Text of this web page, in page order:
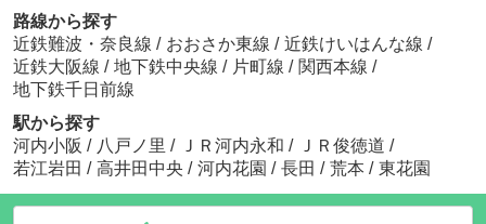
路線から探す
近鉄難波・奈良線 / おおさか東線 / 近鉄けいはんな線 /
近鉄大阪線 / 地下鉄中央線 / 片町線 / 関西本線 /
地下鉄千日前線
駅から探す
河内小阪 / 八戸ノ里 / ＪＲ河内永和 / ＪＲ俊徳道 /
若江岩田 / 高井田中央 / 河内花園 / 長田 / 荒本 / 東花園